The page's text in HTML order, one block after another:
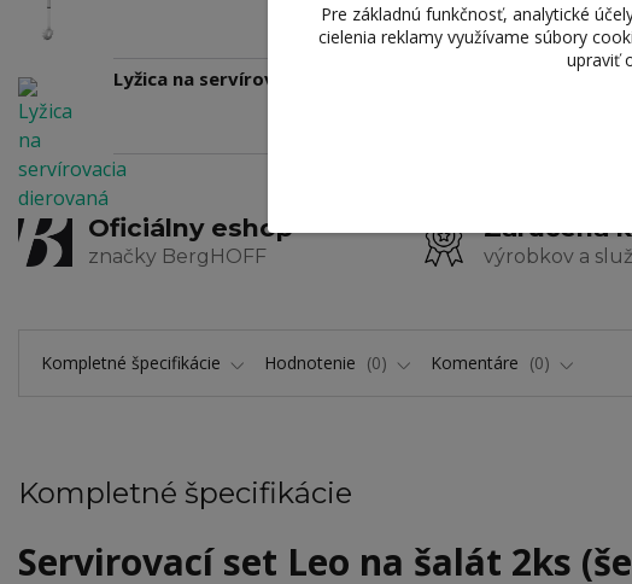
Lyžica na servírovacia dierovaná
Oficiálny eshop
značky BergHOFF
Zaručená
výrobkov a
Kompletné špecifikácie Hodnotenie 0 Komentáre 0
Kompletné špecifikácie
Servirovací set Leo na šalát 2ks
Pre základnú funkčnosť, analytické
cielenia reklamy využívame súbory
upraviť